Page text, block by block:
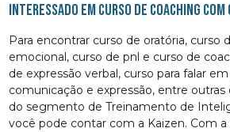
Interessado em curso de coaching
Para encontrar curso de oratória, curso
emocional, curso de pnl e curso de
de expressão verbal, curso para falar
comunicação e expressão, entre outras
do segmento de Treinamento de
você pode contar com a Kaizen. Com